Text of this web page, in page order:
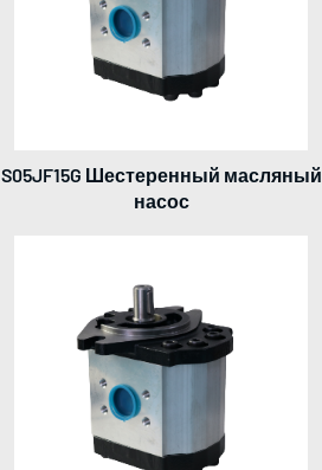
S05JF15G Шестеренный масляный
насос